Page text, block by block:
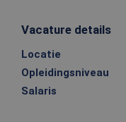
Vacature details
Locatie
Opleidingsniveau
Salaris